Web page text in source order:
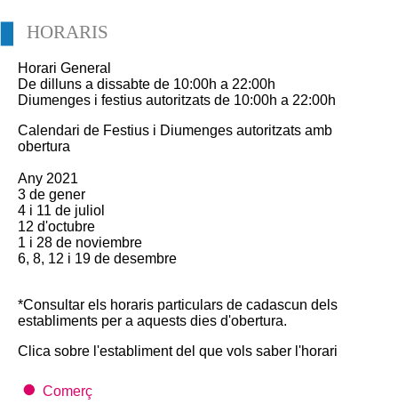
HORARIS
Horari General
De dilluns a dissabte de 10:00h a 22:00h
Diumenges i festius autoritzats de 10:00h a 22:00h
Calendari de Festius i Diumenges autoritzats amb
obertura
Any 2021
3 de gener
4 i 11 de juliol
12 d'octubre
1 i 28 de noviembre
6, 8, 12 i 19 de desembre
*Consultar els horaris particulars de cadascun dels
establiments per a aquests dies d'obertura.
Clica sobre l'establiment del que vols saber l'horari
Comerç